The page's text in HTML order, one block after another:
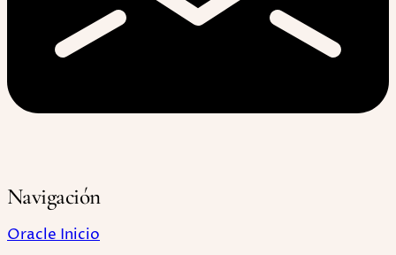
Navigación
Oracle Inicio